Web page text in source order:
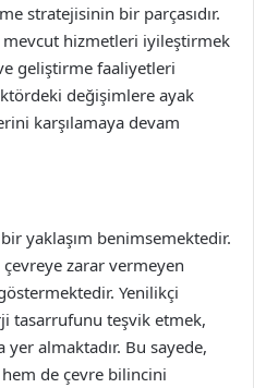
stratejisinin bir parçasıdır.
hizmetleri iyileştirmek
geliştirme faaliyetleri
değişimlere ayak
karşılamaya devam
yaklaşım benimsemektedir.
zarar vermeyen
Yenilikçi
tasarrufunu teşvik etmek,
yer almaktadır. Bu sayede,
de çevre bilincini